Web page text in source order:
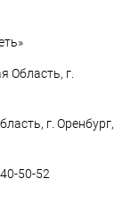
Область, г.
г. Оренбург,
50-52